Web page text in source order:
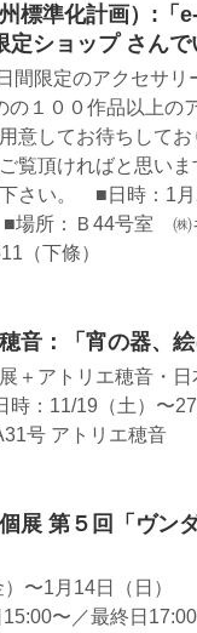
標準化計画）:「
定ショップ さん
間限定のアクセサ
の１００作品以上の
意してお待ちして
覧頂ければと思い
さい。 ■日時：1
■場所：Ｂ44号室
（下條）
音：「宵の器、
＋アトリエ穂音・
：11/19（土）〜
号 アトリエ穂音
展 第５回「ヴン
〜1月14日（日）
〜／最終日